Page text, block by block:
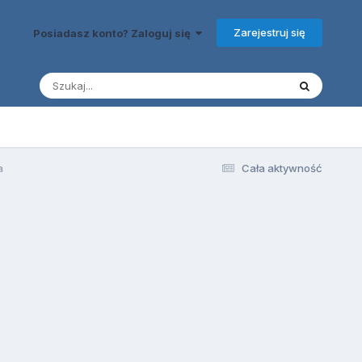
Posiadasz konto? Zaloguj się Zarejestruj się
Cała aktywność